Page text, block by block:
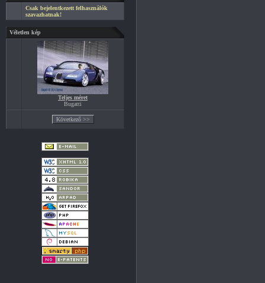
Csak bejelentkezett felhasználók
szavazhatnak!
Véletlen kép
Teljes méret
Bugatti